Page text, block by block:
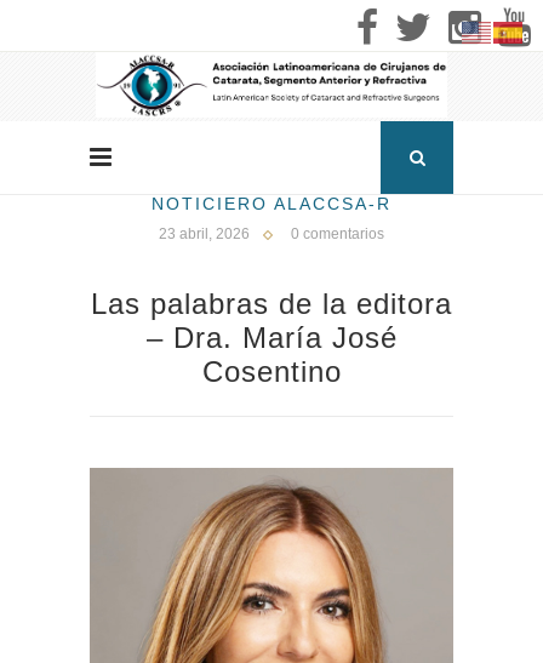
NOTICIERO ALACCSA-R
23 abril, 2026 0 comentarios
Las palabras de la editora
– Dra. María José
Cosentino